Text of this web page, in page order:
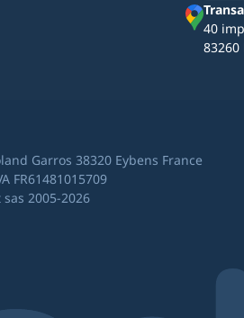
40
83260
Garros 38320 Eybens France
FR61481015709
2005-2026